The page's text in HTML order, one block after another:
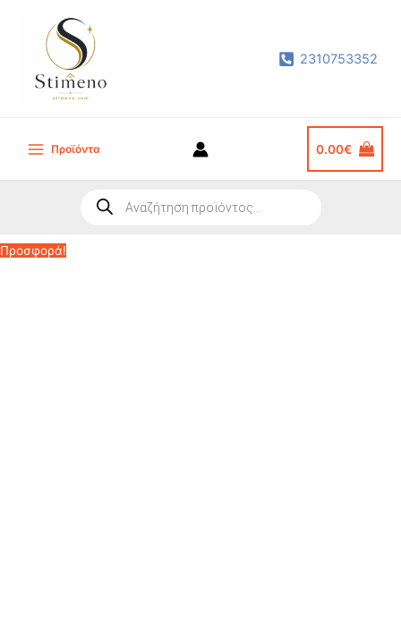
περιεχόμενο
2310753352
Main
Προϊόντα 0.00€
search
Προσφορά!